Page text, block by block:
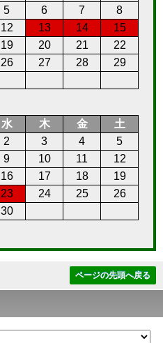
5 6 7
8
12 13 14
15
19 20 21
22
26 27 28
29
水 木 金
土
2 3 4
5
9 10 11
12
16 17 18
19
23 24 25
26
30
ページの先頭へ戻る